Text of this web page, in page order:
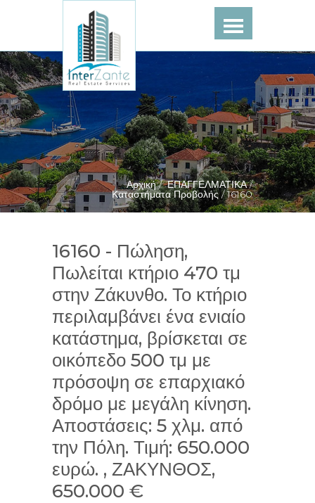
Αρχική / ΕΠΑΓΓΕΛΜΑΤΙΚΑ /
Καταστήματα Προβολής /16160
16160 - Πώληση,
Πωλείται κτήριο 470 τμ
στην Ζάκυνθο. Το κτήριο
περιλαμβάνει ένα ενιαίο
κατάστημα, βρίσκεται σε
οικόπεδο 500 τμ με
πρόσοψη σε επαρχιακό
δρόμο με μεγάλη κίνηση.
Αποστάσεις: 5 χλμ. από
την Πόλη. Τιμή: 650.000
ευρώ. , ΖΑΚΥΝΘΟΣ,
650.000 €